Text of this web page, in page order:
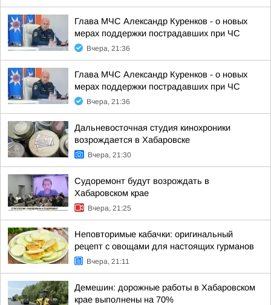
Глава МЧС Александр Куренков - о новых
мерах поддержки пострадавших при ЧС
Вчера, 21:36
Глава МЧС Александр Куренков - о новых
мерах поддержки пострадавших при ЧС
Вчера, 21:36
Дальневосточная студия кинохроники
возрождается в Хабаровске
Вчера, 21:30
Судоремонт будут возрождать в
Хабаровском крае
Вчера, 21:25
Неповторимые кабачки: оригинальный
рецепт с овощами для настоящих гурманов
Вчера, 21:11
Демешин: дорожные работы в Хабаровском
крае выполнены на 70%